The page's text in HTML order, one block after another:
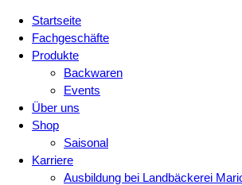
Startseite
Fachgeschäfte
Produkte
Backwaren
Events
Über uns
Shop
Saisonal
Karriere
Ausbildung bei Landbäckerei